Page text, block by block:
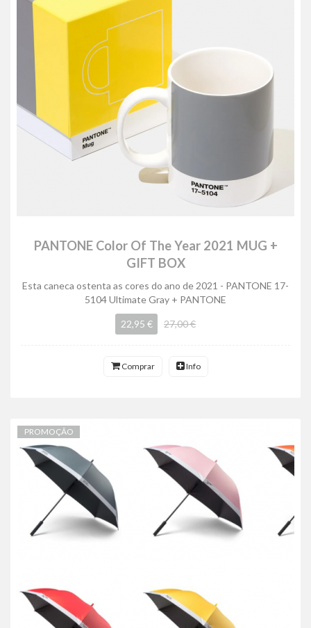
PANTONE Color Of The Year 2021 MUG +
GIFT BOX
Esta caneca ostenta as cores do ano de 2021 - PANTONE 17-
5104 Ultimate Gray + PANTONE
22,95 € 27,00 €
Comprar Info
PROMOÇÃO